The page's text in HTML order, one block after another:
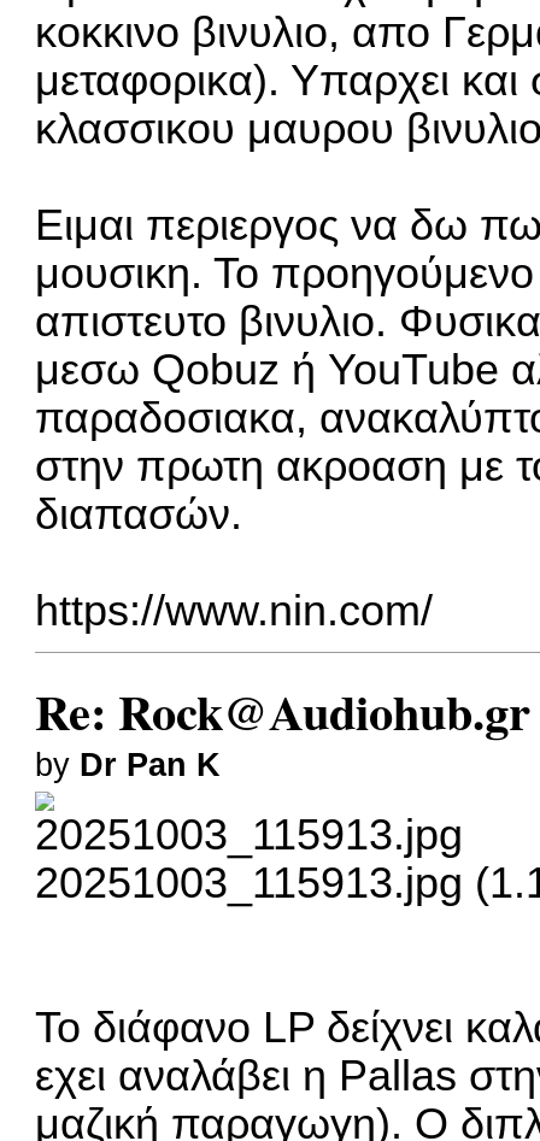
κοκκινο βινυλιο, απο
μεταφορικα). Υπαρχει
κλασσικου μαυρου
Ειμαι περιεργος να δω
μουσικη. Το
απιστευτο βινυλιο.
μεσω Qobuz ή YouTube
παραδοσιακα,
στην πρωτη ακροαση με
διαπασών.
https://www.nin.com/
Re: Rock@Audiohub.gr
by Dr Pan K
20251003_115913.jpg
Το διάφανο LP δείχνει
εχει αναλάβει η Pallas
μαζική παραγωγη). Ο